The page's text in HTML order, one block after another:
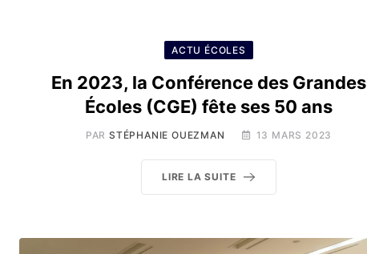
ACTU ÉCOLES
En 2023, la Conférence des Grandes
Écoles (CGE) fête ses 50 ans
PAR STÉPHANIE OUEZMAN 13 MARS 2023
LIRE LA SUITE